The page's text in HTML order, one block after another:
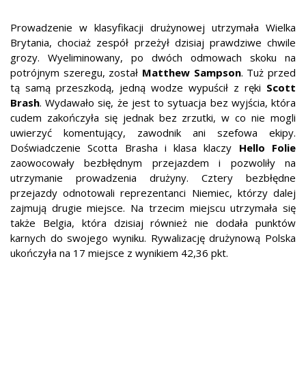
Prowadzenie w klasyfikacji drużynowej utrzymała Wielka
Brytania, chociaż zespół przeżył dzisiaj prawdziwe chwile
grozy. Wyeliminowany, po dwóch odmowach skoku na
potrójnym szeregu, został Matthew Sampson. Tuż przed
tą samą przeszkodą, jedną wodze wypuścił z ręki Scott
Brash. Wydawało się, że jest to sytuacja bez wyjścia, która
cudem zakończyła się jednak bez zrzutki, w co nie mogli
uwierzyć komentujący, zawodnik ani szefowa ekipy.
Doświadczenie Scotta Brasha i klasa klaczy Hello Folie
zaowocowały bezbłędnym przejazdem i pozwoliły na
utrzymanie prowadzenia drużyny. Cztery bezbłędne
przejazdy odnotowali reprezentanci Niemiec, którzy dalej
zajmują drugie miejsce. Na trzecim miejscu utrzymała się
także Belgia, która dzisiaj również nie dodała punktów
karnych do swojego wyniku. Rywalizację drużynową Polska
ukończyła na 17 miejsce z wynikiem 42,36 pkt.